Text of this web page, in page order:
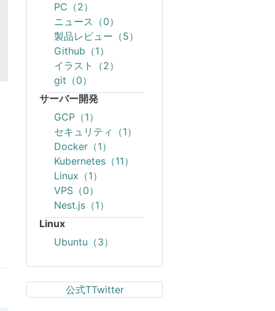
PC（2）
ニュース（0）
製品レビュー（5）
Github（1）
イラスト（2）
git（0）
サーバー開発
GCP（1）
セキュリティ（1）
Docker（1）
Kubernetes（11）
Linux（1）
VPS（0）
Nest.js（1）
Linux
Ubuntu（3）
公式TTwitter